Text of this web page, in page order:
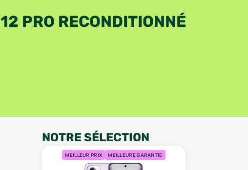
PRO RECONDITIONNÉ
NOTRE SÉLECTION
MEILLEUR PRIX MEILLEURE GARANTIE